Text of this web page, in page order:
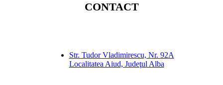
CONTACT
Str. Tudor Vladimirescu, Nr. 92A
Localitatea Aiud, Judeţul Alba